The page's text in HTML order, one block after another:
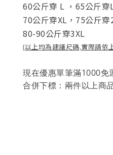
60公斤穿 L ， 65公斤穿
70公斤穿XL， 75公斤穿
80-90公斤穿3XL
(以上均為建議尺碼,實際請依
現在優惠單筆滿1000免
合併下標：兩件以上商